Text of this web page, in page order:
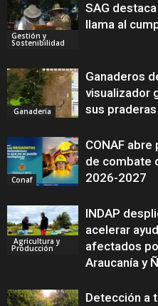
Gestión y
Sostenibilidad
SAG
llama al
Ganadería
Ganaderos
visualizador
sus praderas
Conaf
CONAF
de combate
2026-2027
Agricultura y
Producción
INDAP
acelerar
afectados
Araucanía y
Detección a